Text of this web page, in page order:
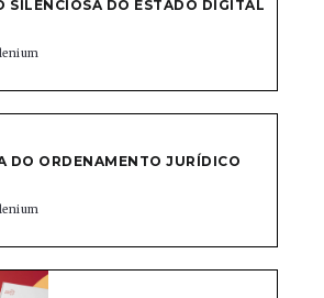
SILENCIOSA DO ESTADO DIGITAL
DO ORDENAMENTO JURÍDICO